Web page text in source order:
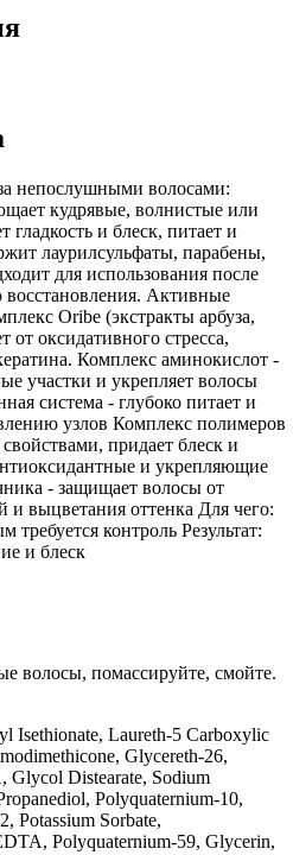
непослушными волосами:
кудрявые, волнистые или
и блеск, питает и
лаурилсульфаты, парабены,
для использования после
Активные
Oribe (экстракты арбуза,
от оксидативного стресса,
Комплекс аминокислот -
участки и укрепляет волосы
система - глубоко питает и
узлов Комплекс полимеров
придает блеск и
и укрепляющие
- защищает волосы от
выцветания оттенка Для чего:
требуется контроль Результат:
и блеск
волосы, помассируйте, смойте.
Isethionate, Laureth-5 Carboxylic
Glycereth-26,
Glycol Distearate, Sodium
Polyquaternium-10,
Potassium Sorbate,
Polyquaternium-59, Glycerin,